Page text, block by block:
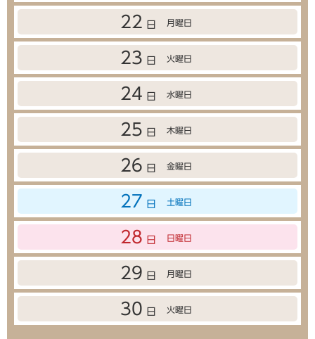
22 日 月曜日
23 日 火曜日
24 日 水曜日
25 日 木曜日
26 日 金曜日
27 日 土曜日
28 日 日曜日
29 日 月曜日
30 日 火曜日